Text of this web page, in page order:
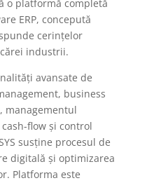
o platformă completă
ERP, concepută
cerințelor
industrii.
avansate de
business
managementul
flow și control
susține procesul de
digitală și optimizarea
Platforma este